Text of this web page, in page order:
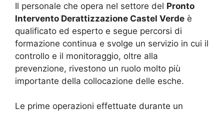
Il personale che opera nel settore del Pronto
Intervento Derattizzazione Castel Verde è
qualificato ed esperto e segue percorsi di
formazione continua e svolge un servizio in cui il
controllo e il monitoraggio, oltre alla
prevenzione, rivestono un ruolo molto più
importante della collocazione delle esche.
Le prime operazioni effettuate durante un